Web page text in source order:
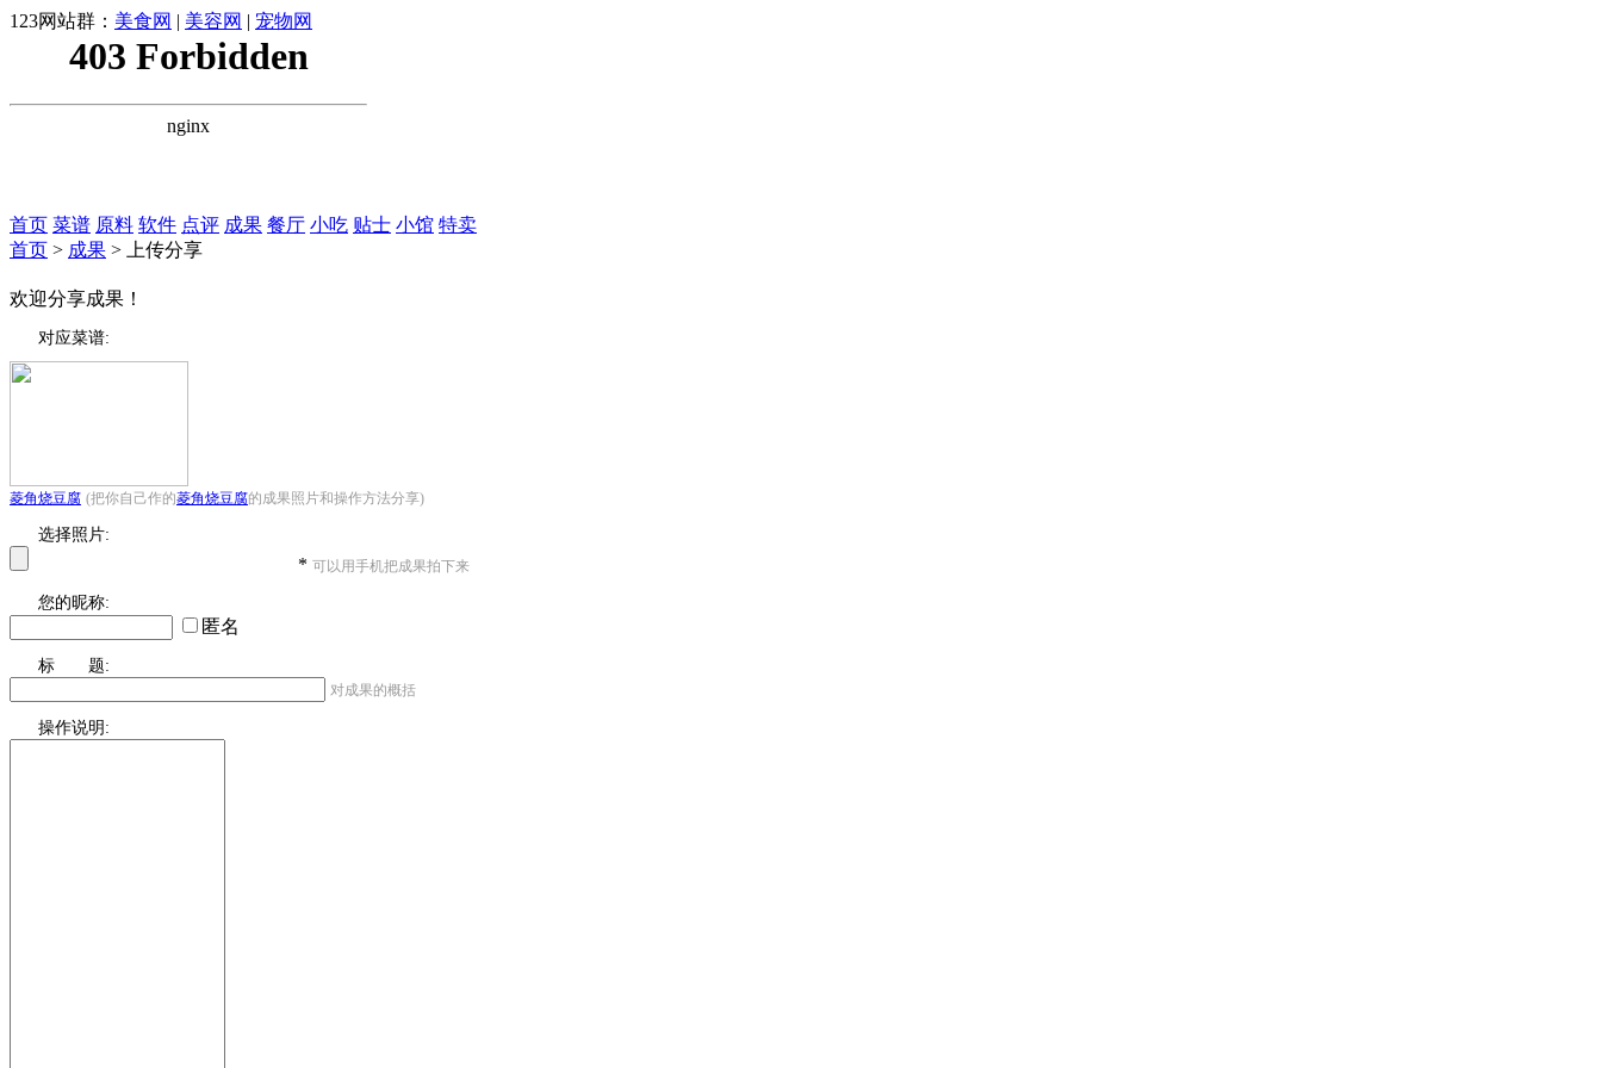
123网站群： 美食网 | 美容网 | 宠物网
首页 菜谱 原料 软件 点评 成果 餐厅 小吃 贴士 小馆 特卖
首页 > 成果 > 上传分享
欢迎分享成果！
对应菜谱:
菱角烧豆腐 (把你自己作的菱角烧豆腐的成果照片和操作方法分享)
选择照片:
* 可以用手机把成果拍下来
您的昵称:
匿名
标 题:
对成果的概括
操作说明: